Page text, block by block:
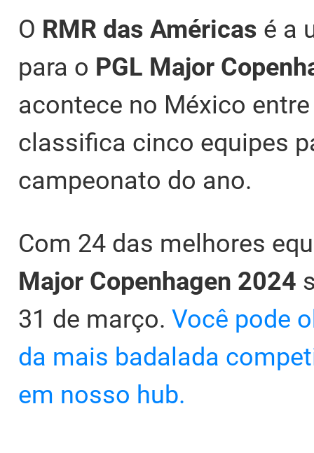
O RMR das Américas é a
para o PGL Major
acontece no México
classifica cinco equipes
campeonato do ano.
Com 24 das melhores
Major Copenhagen 2024
31 de março. Você pode
da mais badalada
em nosso hub.